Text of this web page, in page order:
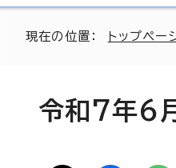
現在の位置： トップペー
令和7年6